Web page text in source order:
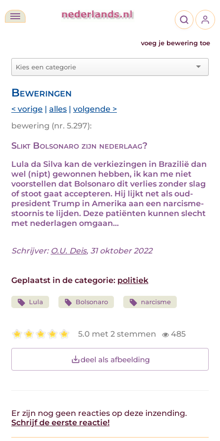
voeg je bewering toe
Beweringen
< vorige | alles | volgende >
bewering (nr. 5.297):
Slikt Bolsonaro zijn nederlaag?
Lula da Silva kan de verkiezingen in Brazilië dan
wel (nipt) gewonnen hebben, ik kan me niet
voorstellen dat Bolsonaro dit verlies zonder slag
of stoot gaat accepteren. Hij lijkt net als oud-
president Trump in Amerika aan een narcisme-
stoornis te lijden. Deze patiënten kunnen slecht
met nederlagen omgaan...
Schrijver: O.U. Deis, 31 oktober 2022
Geplaatst in de categorie: politiek
Lula Bolsonaro narcisme
5.0 met 2 stemmen 485
deel als afbeelding
Er zijn nog geen reacties op deze inzending.
Schrijf de eerste reactie!